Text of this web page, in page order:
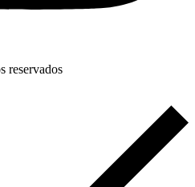
reservados